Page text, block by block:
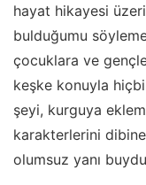
hayat hikayesi
bulduğumu
çocuklara ve
keşke konuyla
şeyi, kurguya
karakterlerini
olumsuz yanı